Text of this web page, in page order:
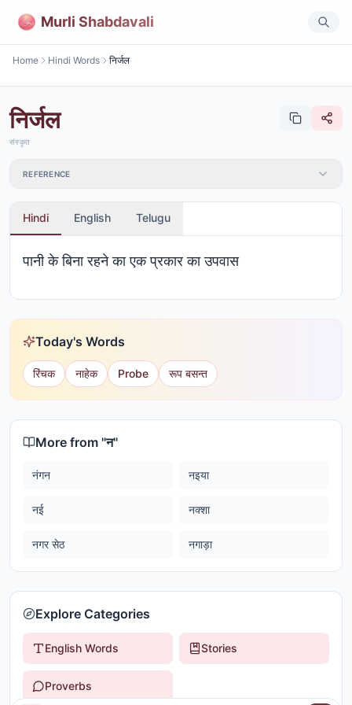
Murli Shabdavali
Home Hindi Words निर्जल
निर्जल
संस्कृत
REFERENCE
Hindi English Telugu
पानी के बिना रहने का एक प्रकार का उपवास
Today's Words
रिंचक नाहेक Probe रूप बसन्त
More from "न"
नंगन नइया
नई नक्शा
नगर सेठ नगाड़ा
Explore Categories
English Words Stories
Proverbs